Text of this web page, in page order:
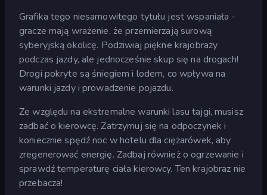
Grafika tego niesamowitego tytułu jest wspaniała -
gracze mają wrażenie, że przemierzają surową
syberyjską okolicę. Podziwiaj piękne krajobrazy
podczas jazdy, ale jednocześnie skup się na drogach!
Drogi pokryte są śniegiem i lodem, co wpływa na
warunki jazdy i prowadzenie pojazdu.
Ze względu na ekstremalne warunki lasu tajgi, musisz
zadbać o kierowcę. Zatrzymuj się na odpoczynek i
koniecznie spędź noc w hotelu dla ciężarówek, aby
zregenerować energię. Zadbaj również o ogrzewanie i
sprawdź temperaturę ciała kierowcy. Ten krajobraz nie
przebacza!